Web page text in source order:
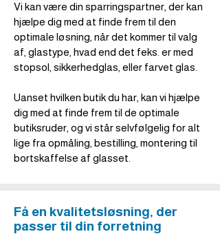
Vi kan være din sparringspartner, der kan
hjælpe dig med at finde frem til den
optimale løsning, når det kommer til valg
af, glastype, hvad end det feks. er med
stopsol, sikkerhedglas, eller farvet glas.
Uanset hvilken butik du har, kan vi hjælpe
dig med at finde frem til de optimale
butiksruder, og vi står selvfølgelig for alt
lige fra opmåling, bestilling, montering til
bortskaffelse af glasset.
Få en kvalitetsløsning, der
passer til din forretning